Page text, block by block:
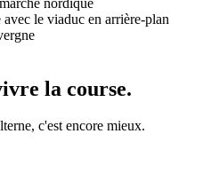
la course.
c'est encore mieux.